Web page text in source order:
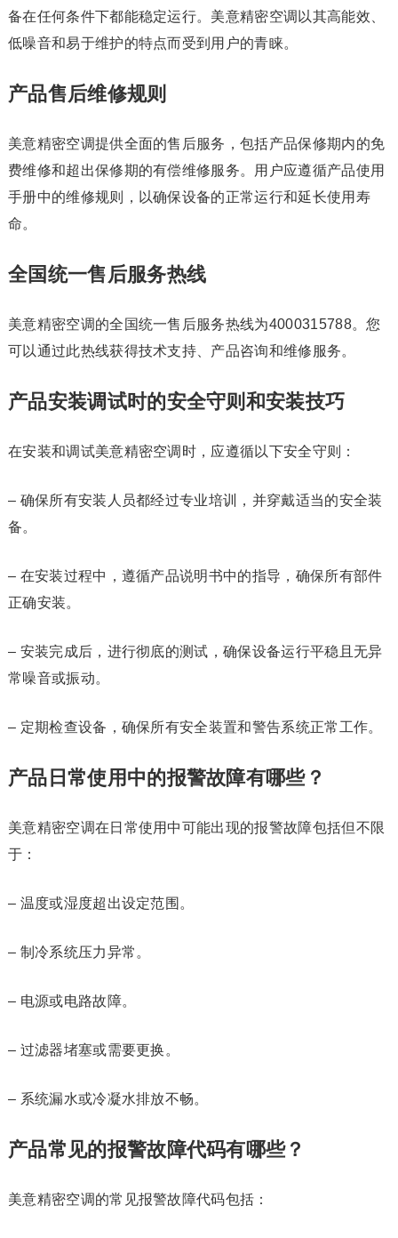
备在任何条件下都能稳定运行。美意精密空调以其高能效、
低噪音和易于维护的特点而受到用户的青睐。
产品售后维修规则
美意精密空调提供全面的售后服务，包括产品保修期内的免
费维修和超出保修期的有偿维修服务。用户应遵循产品使用
手册中的维修规则，以确保设备的正常运行和延长使用寿
命。
全国统一售后服务热线
美意精密空调的全国统一售后服务热线为4000315788。您
可以通过此热线获得技术支持、产品咨询和维修服务。
产品安装调试时的安全守则和安装技巧
在安装和调试美意精密空调时，应遵循以下安全守则：
– 确保所有安装人员都经过专业培训，并穿戴适当的安全装
备。
– 在安装过程中，遵循产品说明书中的指导，确保所有部件
正确安装。
– 安装完成后，进行彻底的测试，确保设备运行平稳且无异
常噪音或振动。
– 定期检查设备，确保所有安全装置和警告系统正常工作。
产品日常使用中的报警故障有哪些？
美意精密空调在日常使用中可能出现的报警故障包括但不限
于：
– 温度或湿度超出设定范围。
– 制冷系统压力异常。
– 电源或电路故障。
– 过滤器堵塞或需要更换。
– 系统漏水或冷凝水排放不畅。
产品常见的报警故障代码有哪些？
美意精密空调的常见报警故障代码包括：